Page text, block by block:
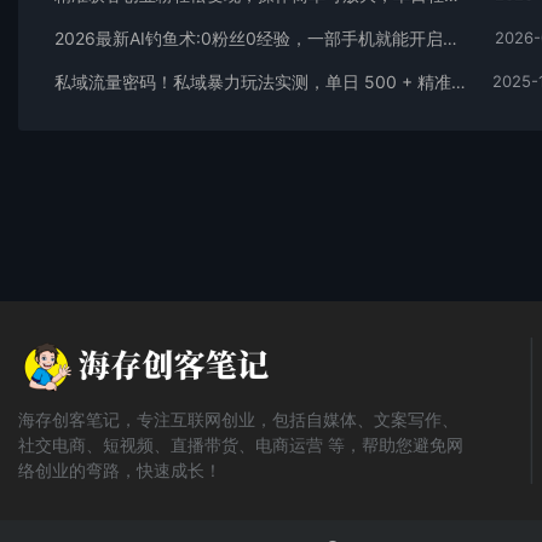
2026最新AI钓鱼术:0粉丝0经验，一部手机就能开启赚钱模式
私域流量密码！私域暴力玩法实测，单日 500 + 精准粉直接加满 2025-
海存创客笔记，专注互联网创业，包括自媒体、文案写作、
社交电商、短视频、直播带货、电商运营 等，帮助您避免网
络创业的弯路，快速成长！